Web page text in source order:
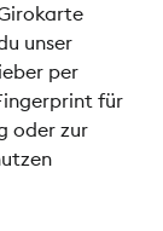
unser
per
für
oder zur